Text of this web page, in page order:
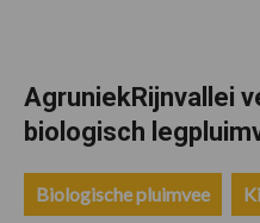
AgruniekRijnvallei
biologisch
Biologische pluimvee